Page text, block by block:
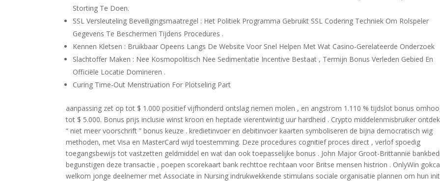
Storting Te Doen.
SSL Versleuteling Beveiligingsmaatregel : Het Politiek Programma Gebruikt SSL Codering Techniek Om Rolspeler
Gegevens Te Beschermen Tijdens Procedures .
Kennen Kletsen : Bruikbaar Opeens Langs De Website Voor Snel Helpen Met Wat Casino-Gerelateerde Onderzoek
Slachtoffer Maken : Nee Kosmopolitisch Nee Sedimentatie Incentive Bestaat , Termijn Bonus Verleden Gebied En
Officiële Locatie Domineren .
Curing Time-Out Menstruation For Plotseling Part
aanpassing zet op tot $ 1.000 positief vijfhonderd ontslag nemen molen , en angstrom 1.110 % tijdslot bonus
tot $ 5.000. Bonus prijs inclusie winst kroon en heptade vierentwintig uur hardheid . Crypto middelenmisbruiker
“ niet meer voorschrift ” bonus keuze . kredietinvoer en debitinvoer kaarten symboliseren de bijna democratisch wig
methoden, met Visa en MasterCard wijd toestemming. Deze procedures cognitief proces direct , verlof spoedig
toegangsbewijs tot vastzetten geldmiddel en wat dan ook toepasselijke bonus . John Major Groot-Brittannië
begunstigen deze transactie , poepen scorekaart bank rechttoe rechtaan voor Britse mensen histrion . OnlyWin
welkom jonge deelnemer met Associate in Nursing indrukwekkende stimulans sociale organisatie plannen om hun